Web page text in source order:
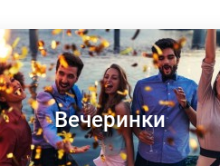
Вечеринки